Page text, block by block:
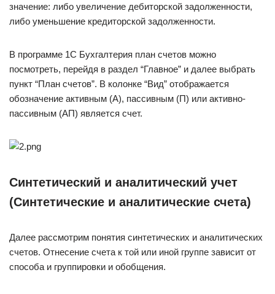
значение: либо увеличение дебиторской задолженности,
либо уменьшение кредиторской задолженности.
В программе 1С Бухгалтерия план счетов можно
посмотреть, перейдя в раздел “Главное” и далее выбрать
пункт “План счетов”. В колонке “Вид” отображается
обозначение активным (А), пассивным (П) или активно-
пассивным (АП) является счет.
Синтетический и аналитический учет
(Синтетические и аналитические счета)
Далее рассмотрим понятия синтетических и аналитических
счетов. Отнесение счета к той или иной группе зависит от
способа и группировки и обобщения.